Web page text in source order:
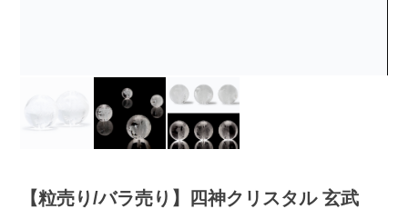
【粒売り/バラ売り】四神クリスタル 玄武